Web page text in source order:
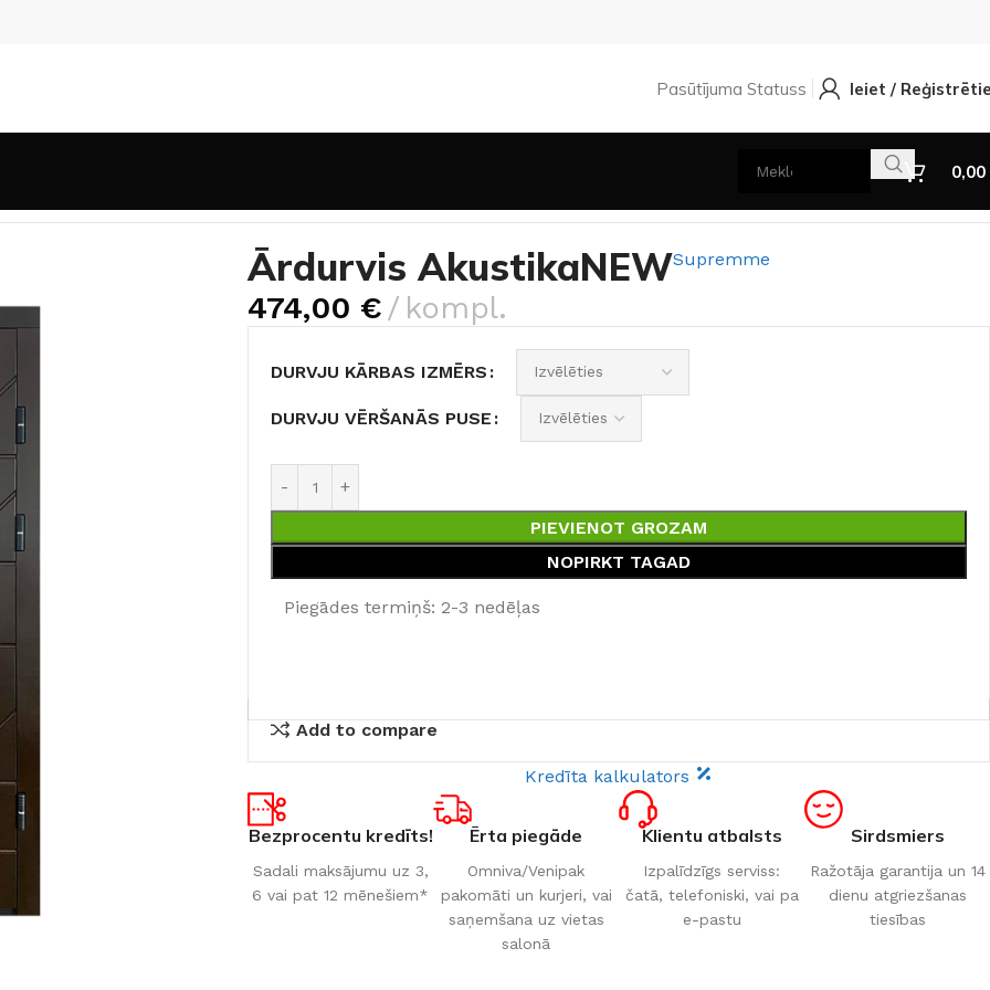
Pasūtījuma Statuss Ieiet /
0,00
Ārdurvis AkustikaNEWSupremme
474,00 € kompl.
DURVJU KĀRBAS IZMĒRS
DURVJU VĒRŠANĀS PUSE
PIEVIENOT GROZAM
NOPIRKT TAGAD
Piegādes termiņš: 2-3 nedēļas
Add to compare
Kredīta kalkulators
Bezprocentu kredīts!
Sadali maksājumu uz 3,
6 vai pat 12 mēnešiem*
Ērta piegāde
Omniva/Venipak
pakomāti un kurjeri, vai
saņemšana uz vietas
salonā
Klientu atbalsts
Izpalīdzīgs serviss:
čatā, telefoniski, vai pa
e-pastu
Sirdsmiers
Ražotāja garantija un 14
dienu atgriezšanas
tiesības